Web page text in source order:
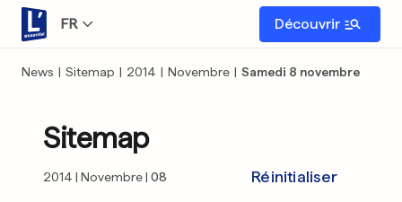
FR Découvrir
News | Sitemap | 2014 | Novembre | Samedi 8 novembre
Sitemap
2014 Novembre 08 Réinitialiser